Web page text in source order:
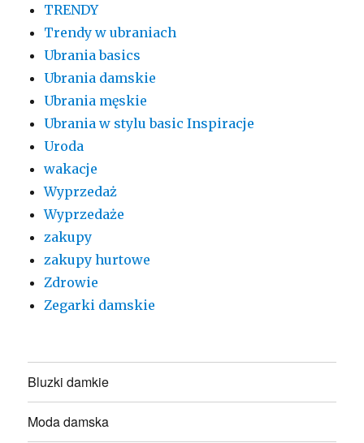
TRENDY
Trendy w ubraniach
Ubrania basics
Ubrania damskie
Ubrania męskie
Ubrania w stylu basic Inspiracje
Uroda
wakacje
Wyprzedaż
Wyprzedaże
zakupy
zakupy hurtowe
Zdrowie
Zegarki damskie
Bluzki damkie
Moda damska